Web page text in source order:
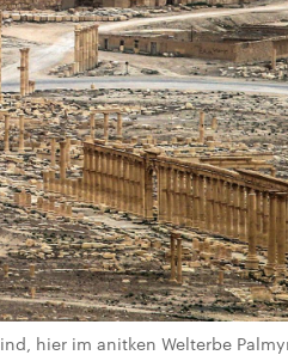
hier im anitken Welterbe